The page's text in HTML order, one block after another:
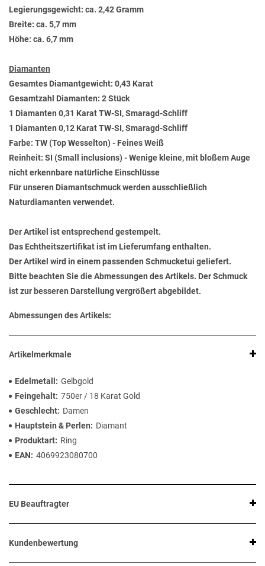
Legierungsgewicht: ca. 2,42 Gramm
Breite: ca. 5,7 mm
Höhe: ca. 6,7 mm
Diamanten
Gesamtes Diamantgewicht: 0,43 Karat
Gesamtzahl Diamanten: 2 Stück
1 Diamanten 0,31 Karat TW-SI, Smaragd-Schliff
1 Diamanten 0,12 Karat TW-SI, Smaragd-Schliff
Farbe: TW (Top Wesselton) - Feines Weiß
Reinheit: SI (Small inclusions) - Wenige kleine, mit bloßem Auge
nicht erkennbare natürliche Einschlüsse
Für unseren Diamantschmuck werden ausschließlich
Naturdiamanten verwendet.
Der Artikel ist entsprechend gestempelt.
Das Echtheitszertifikat ist im Lieferumfang enthalten.
Der Artikel wird in einem passenden Schmucketui geliefert.
Bitte beachten Sie die Abmessungen des Artikels. Der Schmuck
ist zur besseren Darstellung vergrößert abgebildet.
Abmessungen des Artikels:
Artikelmerkmale
Edelmetall
Gelbgold
Feingehalt 750er / 18 Karat Gold
Geschlecht
Damen
Hauptstein & Perlen
Diamant
Produktart
Ring
EAN
4069923080700
EU Beauftragter
Kundenbewertung